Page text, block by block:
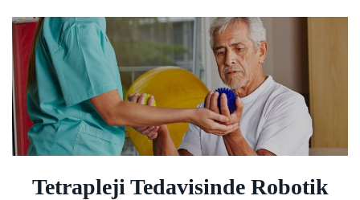
Tetrapleji Tedavisinde Robotik